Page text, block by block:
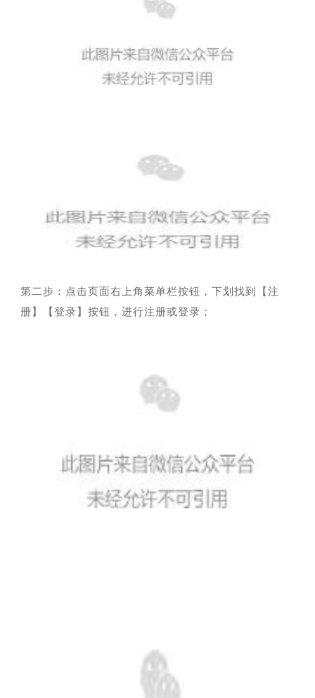
第二步：点击页面右上角菜单栏按钮，下划找到【注
册】【登录】按钮，进行注册或登录；